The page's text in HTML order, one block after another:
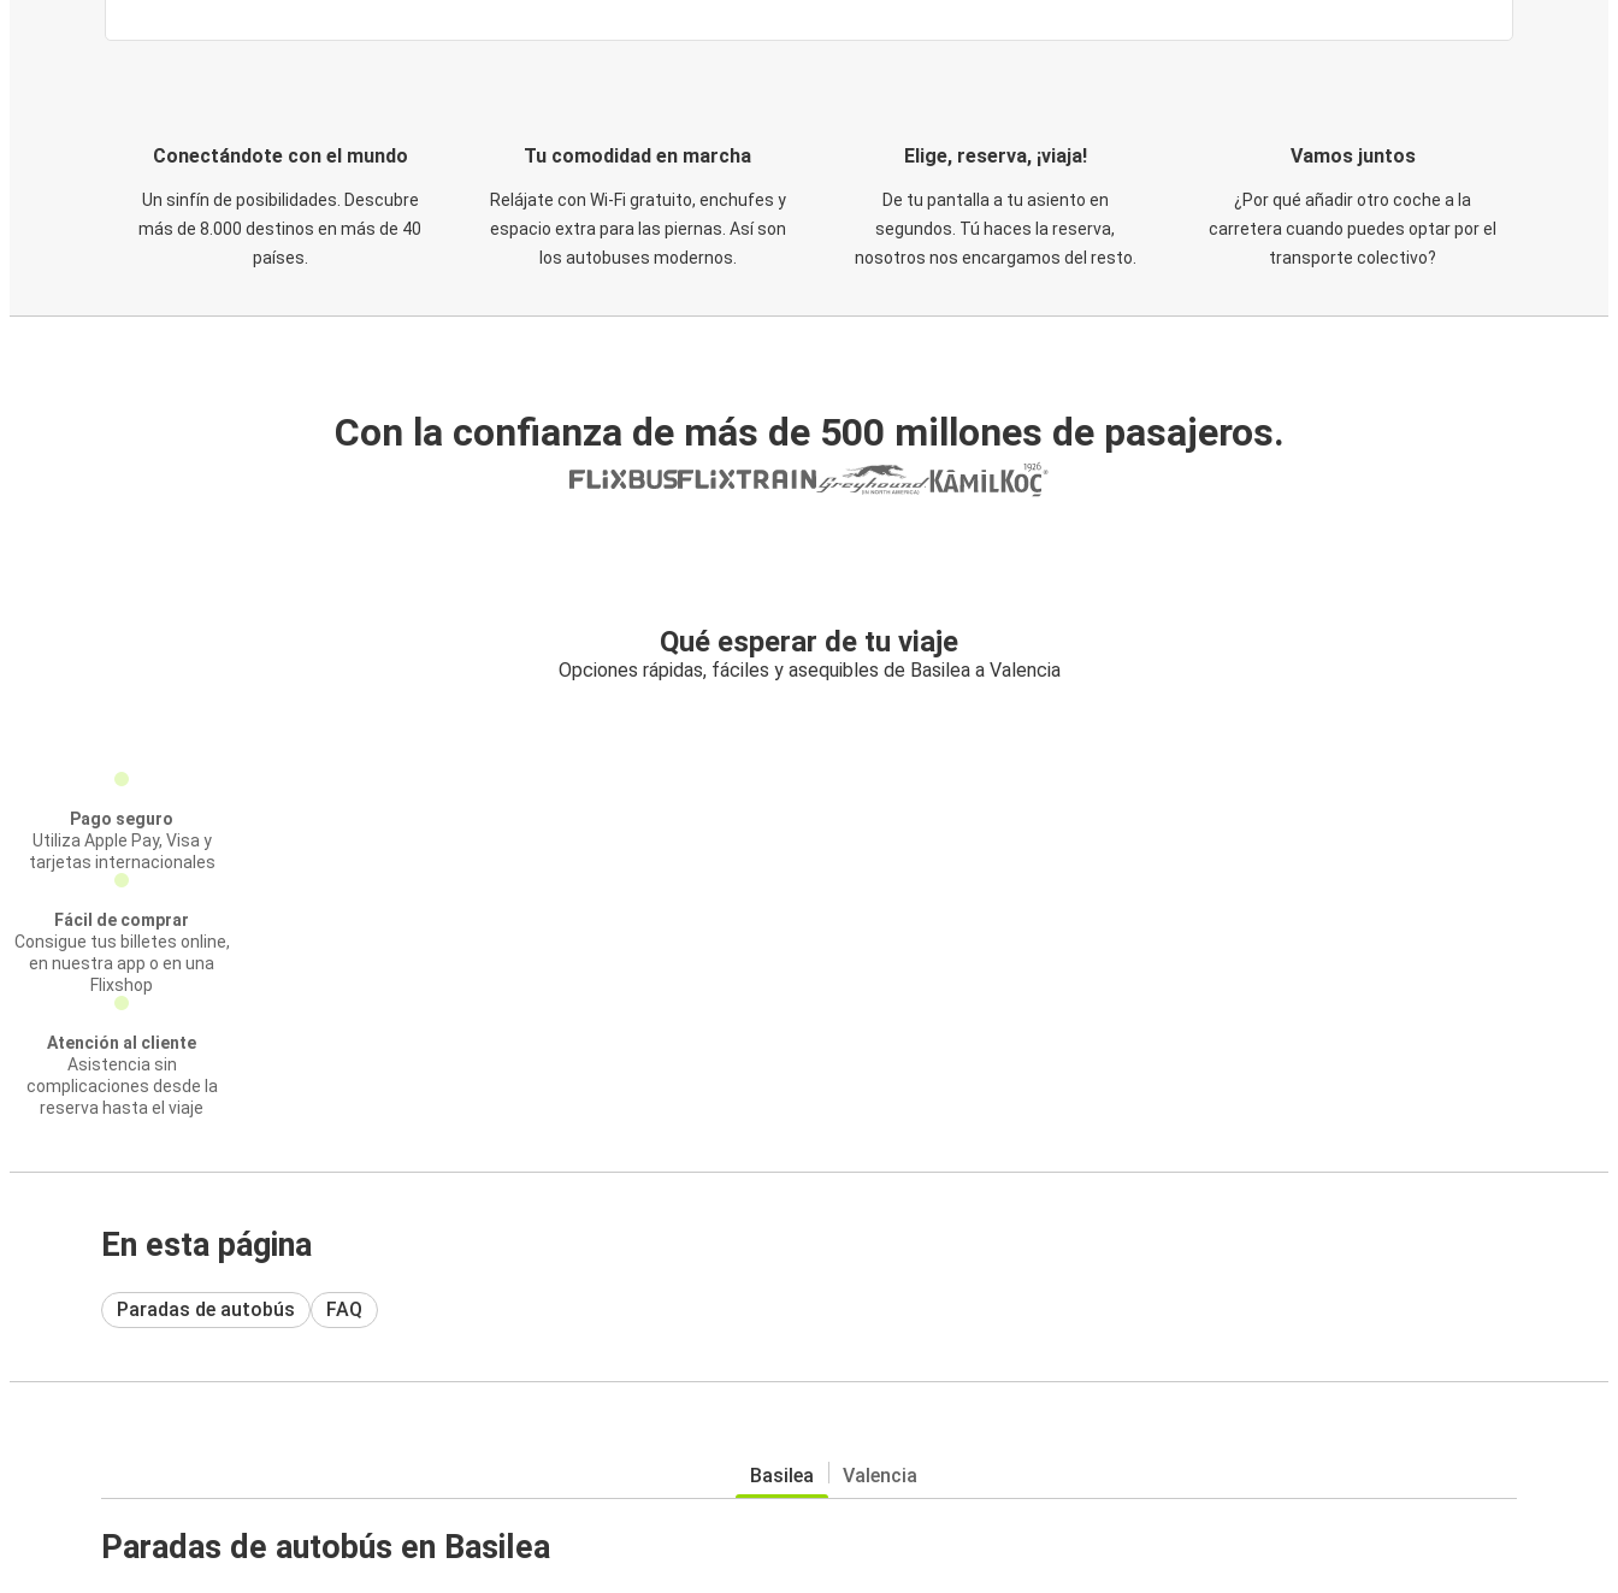
Conectándote con el mundo
Un sinfín de posibilidades. Descubre
más de 8.000 destinos en más de 40
países.
Tu comodidad en marcha
Relájate con Wi-Fi gratuito, enchufes y
espacio extra para las piernas. Así son
los autobuses modernos.
Elige, reserva, ¡viaja!
De tu pantalla a tu asiento en
segundos. Tú haces la reserva,
nosotros nos encargamos del resto.
Vamos juntos
¿Por qué añadir otro coche a la
carretera cuando puedes optar por el
transporte colectivo?
Con la confianza de más de 500 millones de pasajeros.
Qué esperar de tu viaje
Opciones rápidas, fáciles y asequibles de Basilea a Valencia
Pago seguro
Utiliza Apple Pay, Visa y
tarjetas internacionales
Fácil de comprar
Consigue tus billetes online,
en nuestra app o en una
Flixshop
Atención al cliente
Asistencia sin
complicaciones desde la
reserva hasta el viaje
En esta página
Paradas de autobús FAQ
Basilea Valencia
Paradas de autobús en Basilea